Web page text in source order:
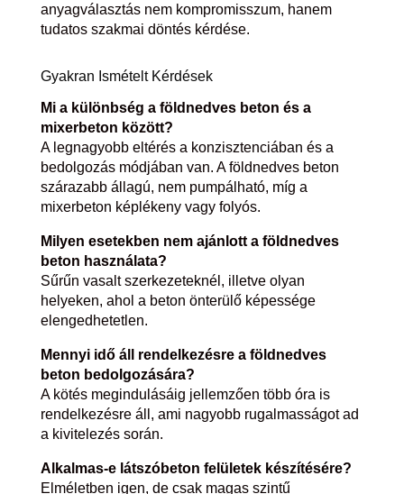
anyagválasztás nem kompromisszum, hanem
tudatos szakmai döntés kérdése.
Gyakran Ismételt Kérdések
Mi a különbség a földnedves beton és a
mixerbeton között?
A legnagyobb eltérés a konzisztenciában és a
bedolgozás módjában van. A földnedves beton
szárazabb állagú, nem pumpálható, míg a
mixerbeton képlékeny vagy folyós.
Milyen esetekben nem ajánlott a földnedves
beton használata?
Sűrűn vasalt szerkezeteknél, illetve olyan
helyeken, ahol a beton önterülő képessége
elengedhetetlen.
Mennyi idő áll rendelkezésre a földnedves
beton bedolgozására?
A kötés megindulásáig jellemzően több óra is
rendelkezésre áll, ami nagyobb rugalmasságot ad
a kivitelezés során.
Alkalmas-e látszóbeton felületek készítésére?
Elméletben igen, de csak magas szintű